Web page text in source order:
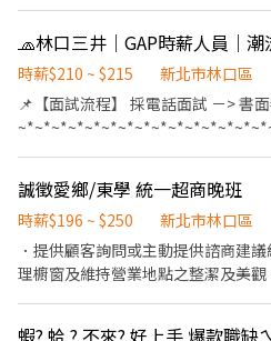
業。 💻 第二階段：行政營運與客服支援（
單：協助訂單管理與簡易報表、表單製作。 客服與行政：
其他主管交辦事項，與團隊一起解決
度。 靈活彈性：願意配合現場實際情況，彈性調配每日的工作優先
順序。 願意學習：不排斥體力活，且對電商後台行政、客服作業有
學習熱忱。 【公司官網】 https://
先至官網逛逛，了解我們正在熱賣的
間】 一~日 09:00~18:00 排休制 💵
70K 📍【工作地點】 新北市板橋區
任選 --------------------⬇️應徵方
【火速卡位應徵流程】 ➊ 點擊填寫
加入留言： 👉https://lin.ee/
徵電商包裏外送」💥
時薪$210 ~ $215
新北市林口區
📌【面試流程】 採電話面試 －> 書
~*~*~*~*~*~*~*~*~*~*~*~*~*~*~*~*~*~ 👕【工作任務
~*~*~*~*~*~*~*~*~*~*~*~*~*~*~*~*~*~ 🌱【你是不是
的人？】 ・對服飾有滿滿熱情，享
通，跟顧客和同事都能愉快互動 ・
到貼心服務 ・樂於學習與成長且抗壓
期、暑期） ~*~*~*~*~*~*~*~*~*~*~*~*~*~*~*~*~*~ 🧡心💛動💚
誠徵愛鄉/東學 統一超商晚班
時薪$196 ~ $250
新北市林口區
．提供顧客詢問或主動提供諮商建
理櫥窗及維持營業地點之整潔及美